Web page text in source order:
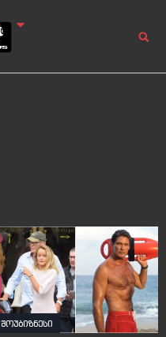
შოუბიზნესი